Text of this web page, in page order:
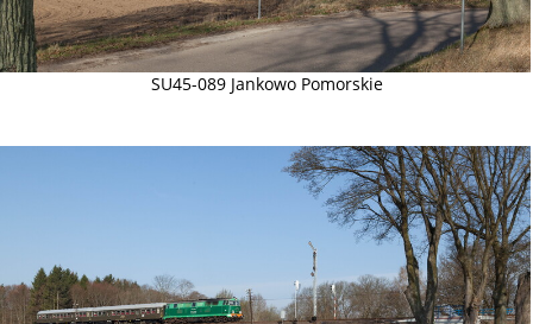
SU45-089 Jankowo Pomorskie